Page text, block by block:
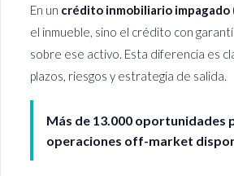
En un crédito inmobiliario impagado
el inmueble, sino el crédito con
sobre ese activo. Esta diferencia es
plazos, riesgos y estrategia de salida.
Más de 13.000 oportunidades
operaciones off-market